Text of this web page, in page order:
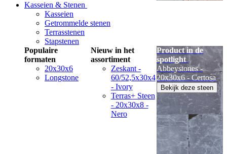
Kasseien & Stenen
Kasseien
Getrommelde stenen
Terrasstenen
Stapstenen
Populaire
formaten
20x30x6
Longstone
Nieuw in het
assortiment
Zeskant -
60/52,5x30x4
- Ivory
Terras+ Steen
- 20x30x8 -
Nero
Product in de
spotlight
Abbeystones -
20x30x6 - Certosa
Bekijk deze steen